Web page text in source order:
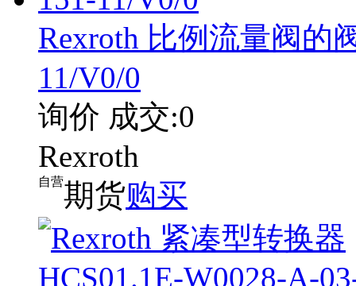
Rexroth 比例流量阀的
11/V0/0
询价 成交:0
Rexroth
自营期货购买